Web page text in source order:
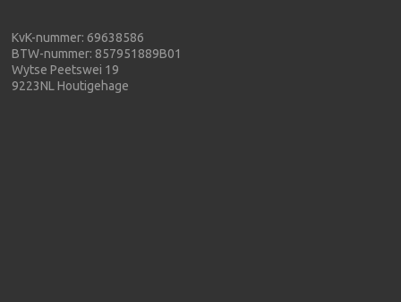
KvK-nummer: 69638586
BTW-nummer: 857951889B01
Wytse Peetswei 19
9223NL Houtigehage